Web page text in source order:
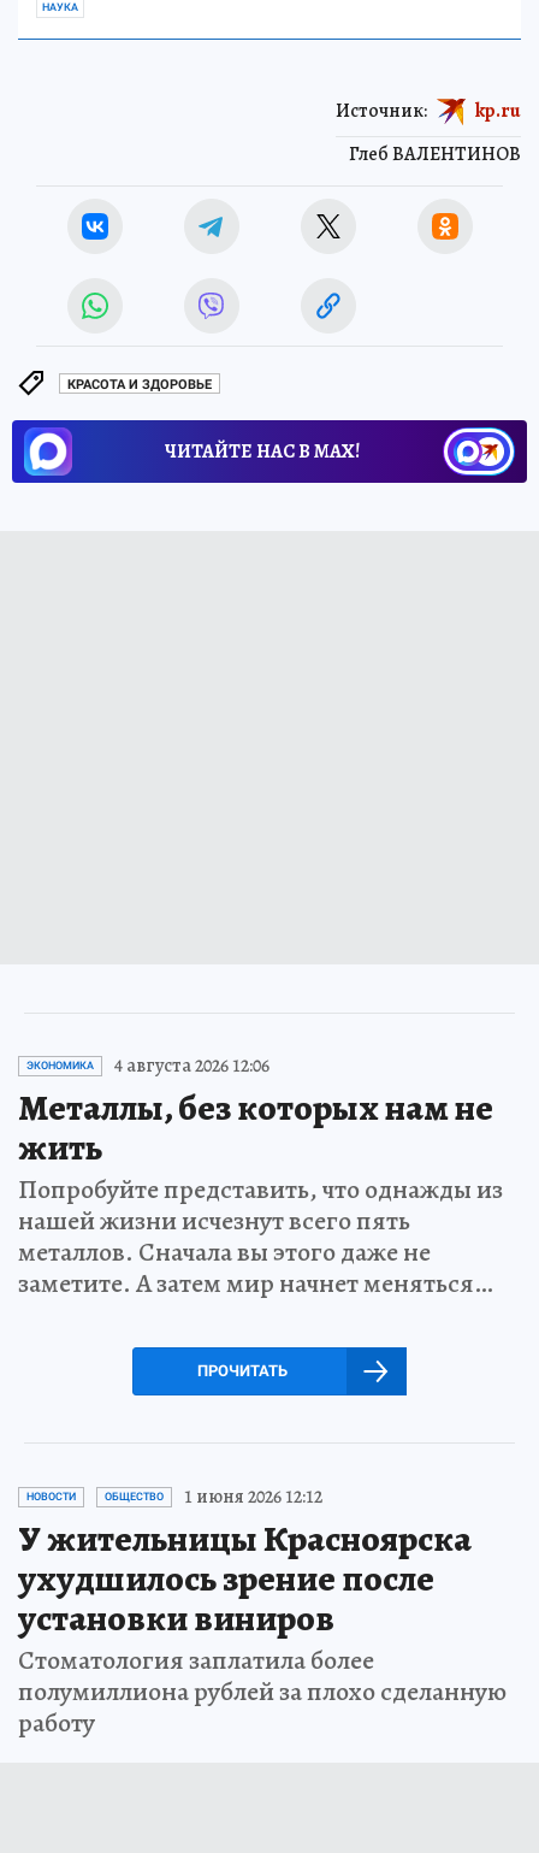
НАУКА
Глеб ВАЛЕНТИНОВ
Источник: kp.ru
КРАСОТА И ЗДОРОВЬЕ
ЧИТАЙТЕ НАС В МАХ!
ЭКОНОМИКА 4 августа 2026 12:06
Металлы, без которых нам не
жить
Попробуйте представить, что однажды из
нашей жизни исчезнут всего пять
металлов. Сначала вы этого даже не
заметите. А затем мир начнет меняться…
ПРОЧИТАТЬ
НОВОСТИ ОБЩЕСТВО 1 июня 2026 12:12
У жительницы Красноярска
ухудшилось зрение после
установки виниров
Стоматология заплатила более
полумиллиона рублей за плохо сделанную
работу